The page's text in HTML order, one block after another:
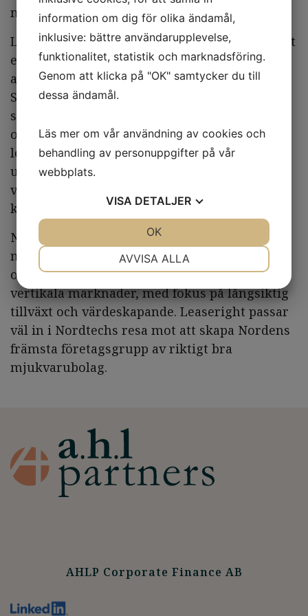
möjligheten att förvärva företaget.
Leaseright är ett SaaS-bolag som har utvecklat
en avancerad mjukvarulösning för hantering
av leasingavtal. Idag använder hälften av
Sveriges kommuner och regioner Leaserights
system för att säkerställa kontroll, översikt
och korrekt redovisning av sina komplexa
leasingkontrakt. Tjänsten har blivit mycket
uppskattad, vilket framgår av det stadigt
växande antalet kunder och ett obefintligt
kundbortfall.
Nordtech är en ledande nordisk
mjukvarukoncern som förvärvar, utvecklar
och driver innovativa SaaS-bolag inom
vertikala marknader, med fokus på långsiktig
tillväxt och värdeskapande. Leaseright passar
väl in i Nordtechs resa mot att skapa Nordens
främsta företagsgrupp av riktigt bra
mjukvarubolag.
AHLP Corporate Finance AB
information om dig för olika ändamål,
inklusive: bättre användarupplevelse,
funktionalitet, statistik och marknadsföring.
Genom att klicka på "OK" samtycker du till
dessa ändamål.
Läs mer om vår användning av cookies och
behandling av personuppgifter på vår
webbplats.
VISA DETALJER
MARKNADSFÖRING STATISTIK
AVVISA ALLA
OK